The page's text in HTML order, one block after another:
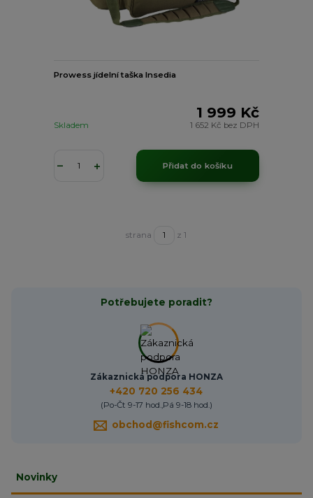
Prowess jídelní taška Insedia
1 999 Kč
1 652 Kč bez DPH
Skladem
Přidat do košíku
strana z 1
Potřebujete poradit?
Zákaznická podpora HONZA
+420 720 256 434
(Po-Čt 9-17 hod.,Pá 9-18 hod.)
obchod@fishcom.cz
Novinky